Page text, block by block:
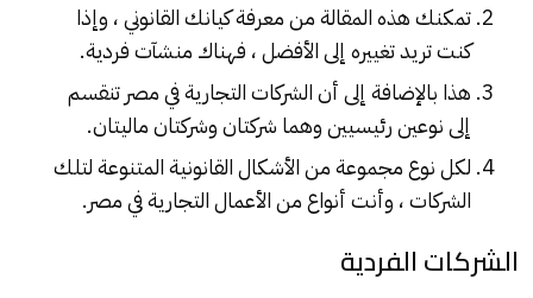
تمكنك هذه المقالة من معرفة كيانك القانوني ، وإذا
كنت تريد تغييره إلى الأفضل ، فهناك منشآت فردية.
هذا بالإضافة إلى أن الشركات التجارية في مصر تنقسم
إلى نوعين رئيسيين وهما شركتان وشركتان ماليتان.
لكل نوع مجموعة من الأشكال القانونية المتنوعة لتلك
الشركات ، وأنت أنواع من الأعمال التجارية في مصر.
الشركات الفردية